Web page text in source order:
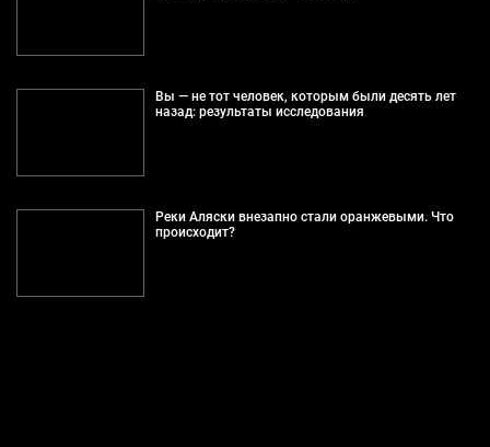
Вы — не тот человек, которым были десять лет
назад: результаты исследования
Реки Аляски внезапно стали оранжевыми. Что
происходит?